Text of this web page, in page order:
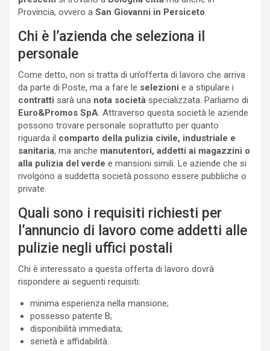
Provincia, ovvero a San Giovanni in Persiceto
Chi è l’azienda che seleziona il
personale
Come detto, non si tratta di un’offerta di lavoro che arriva
da parte di Poste, ma a fare le selezioni e a stipulare i
contratti sarà una nota società specializzata. Parliamo di
Euro&Promos SpA . Attraverso questa società le aziende
possono trovare personale soprattutto per quanto
riguarda il comparto della pulizia civile, industriale e
sanitaria, ma anche manutentori, addetti ai magazzini o
alla pulizia del verde e mansioni simili. Le aziende che si
rivolgono a suddetta società possono essere pubbliche o
private.
Quali sono i requisiti richiesti per
l’annuncio di lavoro come addetti alle
pulizie negli uffici postali
Chi è interessato a questa offerta di lavoro dovrà
rispondere ai seguenti requisiti:
minima esperienza nella mansione;
possesso patente B;
disponibilità immediata;
serietà e affidabilità.